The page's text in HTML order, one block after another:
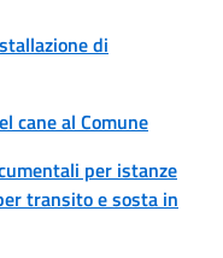
di
cane al Comune
per istanze
transito e sosta in